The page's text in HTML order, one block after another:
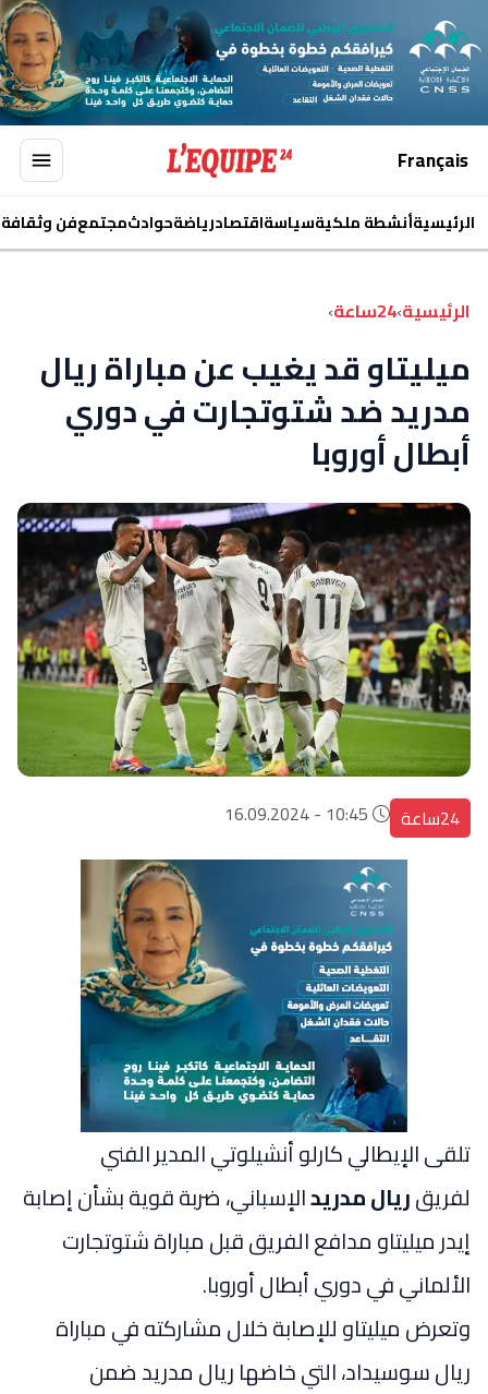
Français
الرئيسيةأنشطة ملكيةسياسةاقتصادرياضةحوادثمجتمعفن وثقافة
الرئيسية›24ساعة ›
ميليتاو قد يغيب عن مباراة ريال
مدريد ضد شتوتجارت في دوري
أبطال أوروبا
24ساعة
تلقى الإيطالي كارلو أنشيلوتي المدير الفني
لفريقريال مدريدالإسباني، ضربة قوية بشأن إصابة
إيدر ميليتاو مدافع الفريق قبل مباراة شتوتجارت
الألماني في دوري أبطال أوروبا.
وتعرض ميليتاو للإصابة خلال مشاركته في مباراة
ريال سوسيداد، التي خاضها ريال مدريد ضمن